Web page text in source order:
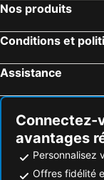
Nos produits
Conditions et
Assistance
Connectez-
avantages
Personnalisez
Offres fidélité